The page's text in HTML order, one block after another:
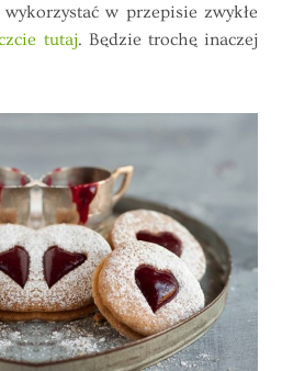
w przepisie zwykłe
tutaj. Będzie trochę inaczej